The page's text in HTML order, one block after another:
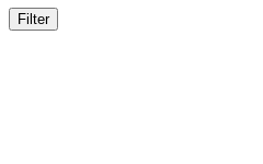
Filter